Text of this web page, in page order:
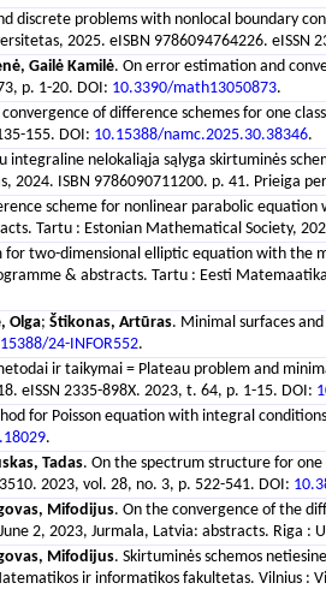
discrete problems with nonlocal boundary
2025. eISBN 9786094764226. eISSN
Gailė Kamilė. On error estimation and
p. 1-20. DOI: 10.3390/math13050873.
of difference schemes for one
155. DOI: 10.15388/namc.2025.30.38346.
integraline nelokaliąja sąlyga skirtuminės
2024. ISBN 9786090711200. p. 41. Prieiga
scheme for nonlinear parabolic
Tartu : Estonian Mathematical Society,
for two-dimensional elliptic equation with
& abstracts. Tartu : Eesti
Olga; Štikonas, Artūras. Minimal surfaces
24-INFOR552.
ir taikymai = Plateau problem and
eISSN 2335-898X. 2023, t. 64, p. 1-15. DOI:
for Poisson equation with integral
.
Tadas. On the spectrum structure for
2023, vol. 28, no. 3, p. 522-541. DOI:
Mifodijus. On the convergence of the
2, 2023, Jurmala, Latvia: abstracts. Riga :
Mifodijus. Skirtuminės schemos
ir informatikos fakultetas. Vilnius :